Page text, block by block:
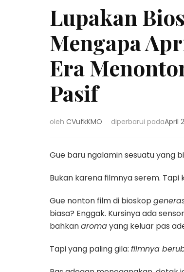
Lupakan
Mengapa
Era
Pasif
oleh CVufkKMO diperbarui padaApril
Gue baru ngalamin sesuatu yang
Bukan karena filmnya serem. Tapi
Gue nonton film di bioskop
biasa? Enggak. Kursinya ada
bahkanaromayang keluar pas
Tapi yang paling gila: filmnya